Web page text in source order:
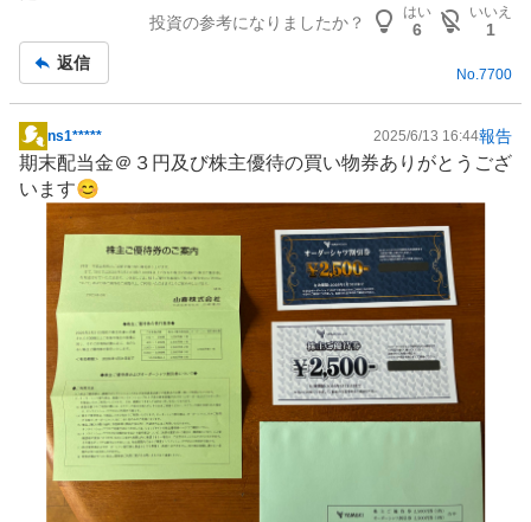
投資の参考になりましたか？
はい
6
いいえ
1
返信
No.7700
掲
示
板
ns1***** 2025/6/13 16:44報告
期末配当金＠３円及び株主優待の買い物券ありがとうござ
います😊